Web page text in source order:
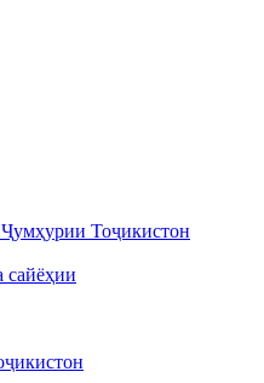
Тоҷикистон
сайёҳии